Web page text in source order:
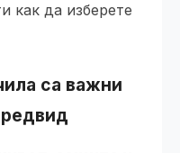
как да изберете
са важни